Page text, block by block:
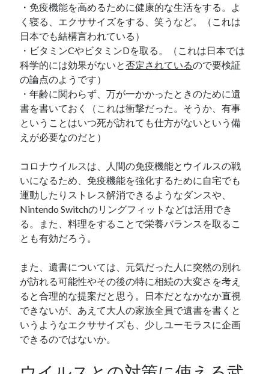
・免疫機能を高めるために健康的な生活をする。よ
く寝る、エクササイズをする、笑うなど。（これは
日本でも結構言われている）
・ビタミンCやビタミンDを取る。（これは日本では
科学的には効果がないと否定されているので要検証
の論点のようです）
・年齢に関わらず、万が一かかったときのために遺
書を書いておく（これは衝撃だった。そうか、有事
ということはいつ死が訪れても仕方がないという備
えが必要なのだと）
コロナウイルスは、人間の免疫機能とウイルスの戦
いになるため、免疫機能を強化するために自宅でも
運動したりストレス解消できるようなダンスや、
Nintendo Switchのリングフィットなどは活用でき
る。また、料理をすることで栄養バランスを取るこ
とも有効だろう。
また、遺書については、元気だった人に突然の別れ
が訪れる可能性やその後の特に相続の大変さを考え
ると合理的な提案だと思う。日本だとなかなか直視
できないが、あえて大人の家族全員で遺書を書くと
いうようなエクササイズも、少しユーモラスに企画
できるのではないか。